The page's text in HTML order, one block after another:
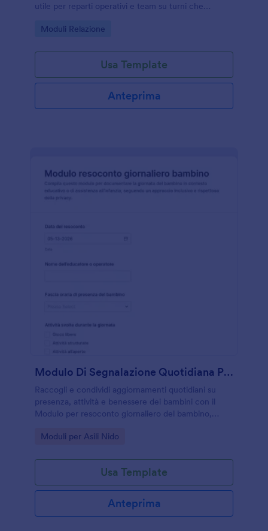
utile per reparti operativi e team su turni che
coerente.
Go to Category:
Moduli Relazione
Usa Template
Anteprima
Modulo Di Segnalazione Quotidiana Per Neonati
Raccogli e condividi aggiornamenti quotidiani su
presenza, attività e benessere dei bambini con il
Modulo per resoconto giornaliero del bambino,
che gestiscono la raccolta dati con Jotform.
Go to Category:
Moduli per Asili Nido
Usa Template
Anteprima